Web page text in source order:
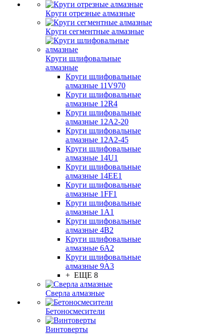
Круги отрезные алмазные
Круги сегментные алмазные
Круги шлифовальные
алмазные
Круги шлифовальные
алмазные 11V970
Круги шлифовальные
алмазные 12R4
Круги шлифовальные
алмазные 12А2-20
Круги шлифовальные
алмазные 12А2-45
Круги шлифовальные
алмазные 14U1
Круги шлифовальные
алмазные 14ЕЕ1
Круги шлифовальные
алмазные 1FF1
Круги шлифовальные
алмазные 1А1
Круги шлифовальные
алмазные 4В2
Круги шлифовальные
алмазные 6A2
Круги шлифовальные
алмазные 9А3
+ ЕЩЕ 8
Сверла алмазные
Бетоносмесители
Винтоверты